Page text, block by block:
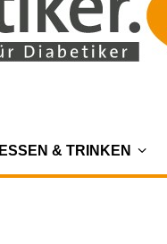
ESSEN & TRINKEN